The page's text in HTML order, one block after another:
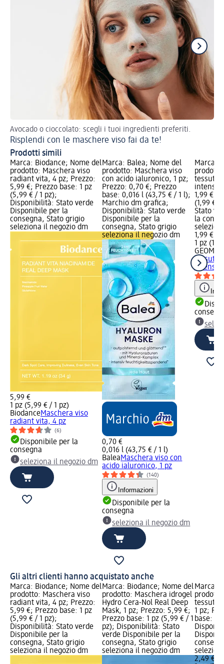
Avocado o cioccolato: scegli i tuoi ingredienti preferiti.
Risplendi con le maschere viso fai da te!
Prodotti simili
Marca: Biodance; Nome del
prodotto: Maschera viso
radiant vita, 4 pz; Prezzo:
5,99 €; Prezzo base: 1 pz
(5,99 € / 1 pz);
Disponibilità: Stato verde
Disponibile per la
consegna, Stato grigio
seleziona il negozio dm
5,99 €
1 pz (5,99 € / 1 pz)
BiodanceMaschera viso
radiant vita, 4 pz
(6)
Disponibile per la
consegna
seleziona il negozio dm
Marca: Balea; Nome del
prodotto: Maschera viso
con acido ialuronico, 1 pz;
Prezzo: 0,70 €; Prezzo
base: 0,016 l (43,75 € / 1 l);
Marchio dm grafica;
Disponibilità: Stato verde
Disponibile per la
consegna, Stato grigio
seleziona il negozio dm
0,70 €
0,016 l (43,75 € / 1 l)
BaleaMaschera viso con
acido ialuronico, 1 pz
(140)
Informazioni
Disponibile per la
consegna
seleziona il negozio dm
Marca:
tessuto
1,99 €;
(1,99 € /
Stato
la
1,99 €
1 pz
GEOMAR
tessuto
Gli altri clienti hanno acquistato anche
Marca: Biodance; Nome del
prodotto: Maschera viso
radiant vita, 4 pz; Prezzo:
5,99 €; Prezzo base: 1 pz
(5,99 € / 1 pz);
Disponibilità: Stato verde
Disponibile per la
consegna, Stato grigio
seleziona il negozio dm
Marca: Biodance; Nome del
prodotto: Maschera idrogel
Hydro Cera-Nol Real Deep
Mask, 1 pz; Prezzo: 5,99 €;
Prezzo base: 1 pz (5,99 € / 1
pz); Disponibilità: Stato
verde Disponibile per la
consegna, Stato grigio
seleziona il negozio dm
Marca:
tessuto
1 pz;
base: 1
2,49 €